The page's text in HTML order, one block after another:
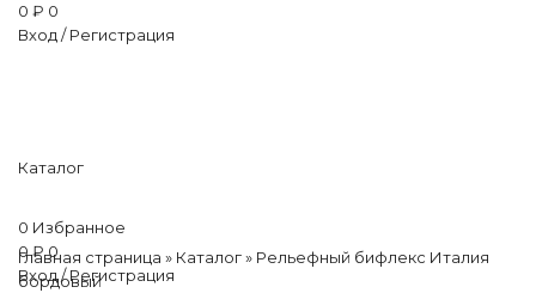
0 ₽ 0
Вход / Регистрация
Каталог
0 Избранное
0₽0
Вход / Регистрация
Главная страница » Каталог» Рельефный бифлекс Италия
бордовый